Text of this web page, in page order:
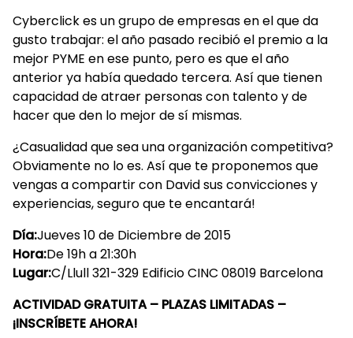
Cyberclick es un grupo de empresas en el que da
gusto trabajar: el año pasado recibió el premio a la
mejor PYME en ese punto, pero es que el año
anterior ya había quedado tercera. Así que tienen
capacidad de atraer personas con talento y de
hacer que den lo mejor de sí mismas.
¿Casualidad que sea una organización competitiva?
Obviamente no lo es. Así que te proponemos que
vengas a compartir con David sus convicciones y
experiencias, seguro que te encantará!
Día:Jueves 10 de Diciembre de 2015
Hora:De 19h a 21:30h
Lugar:C/Llull 321-329 Edificio CINC 08019 Barcelona
ACTIVIDAD GRATUITA – PLAZAS LIMITADAS –
¡INSCRÍBETE AHORA!